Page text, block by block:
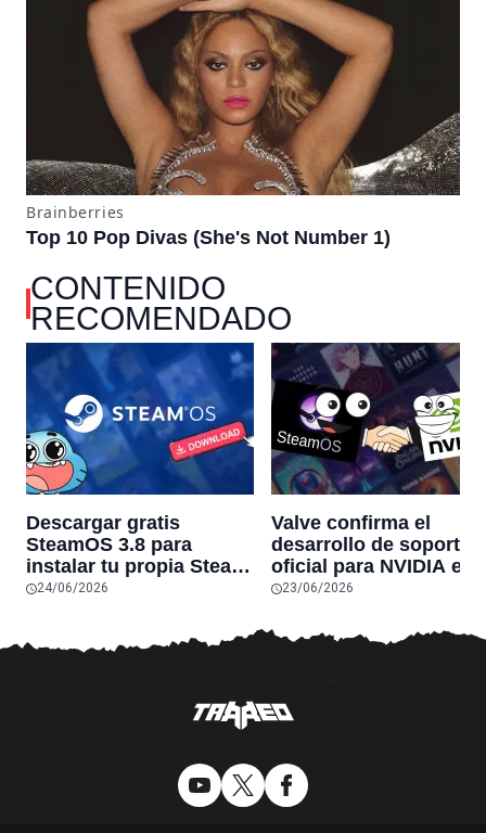
CONTENIDO
RECOMENDADO
Descargar gratis
SteamOS 3.8 para
instalar tu propia Steam
Machine en tu PC
24/06/2026
Valve confirma el
desarrollo de soporte
oficial para NVIDIA en
SteamOS
23/06/2026